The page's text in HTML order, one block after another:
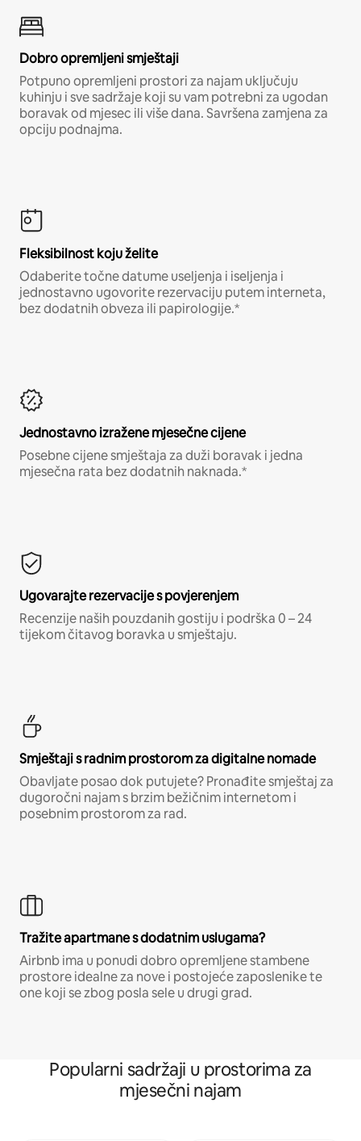
Dobro opremljeni smještaji
Potpuno opremljeni prostori za najam uključuju
kuhinju i sve sadržaje koji su vam potrebni za ugodan
boravak od mjesec ili više dana. Savršena zamjena za
opciju podnajma.
Fleksibilnost koju želite
Odaberite točne datume useljenja i iseljenja i
jednostavno ugovorite rezervaciju putem interneta,
bez dodatnih obveza ili papirologije.*
Jednostavno izražene mjesečne cijene
Posebne cijene smještaja za duži boravak i jedna
mjesečna rata bez dodatnih naknada.*
Ugovarajte rezervacije s povjerenjem
Recenzije naših pouzdanih gostiju i podrška 0 – 24
tijekom čitavog boravka u smještaju.
Smještaji s radnim prostorom za digitalne nomade
Obavljate posao dok putujete? Pronađite smještaj za
dugoročni najam s brzim bežičnim internetom i
posebnim prostorom za rad.
Tražite apartmane s dodatnim uslugama?
Airbnb ima u ponudi dobro opremljene stambene
prostore idealne za nove i postojeće zaposlenike te
one koji se zbog posla sele u drugi grad.
Popularni sadržaji u prostorima za
mjesečni najam